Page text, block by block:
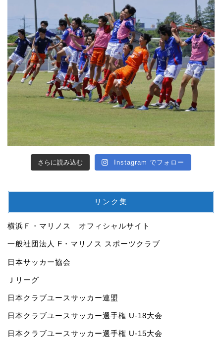
さらに読み込む Instagram でフォロー
リンク集
横浜Ｆ・マリノス オフィシャルサイト
一般社団法人 F・マリノス スポーツクラブ
日本サッカー協会
Ｊリーグ
日本クラブユースサッカー連盟
日本クラブユースサッカー選手権 U-18大会
日本クラブユースサッカー選手権 U-15大会